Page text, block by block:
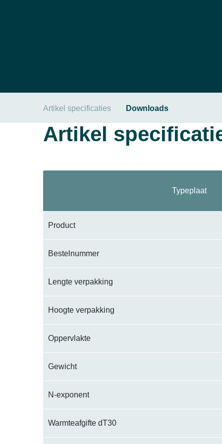
Artikel specificaties Downloads
Artikel
Typeplaat
Product
Bestelnummer
Lengte verpakking
Hoogte verpakking
Oppervlakte
Gewicht
N-exponent
Warmteafgifte dT30